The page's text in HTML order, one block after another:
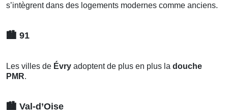
s’intègrent dans des logements modernes comme anciens.
🏙️ 91
Les villes de Évry adoptent de plus en plus la douche
PMR.
🏙️ Val-d’Oise